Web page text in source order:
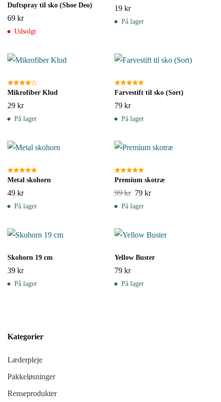
Kategorier
Læderpleje
Pakkeløsninger
Renseprodukter
Duftspray til sko (Shoe Deo)
69 kr
Udsolgt
19 kr
På lager
Mikrofiber Klud
29 kr
På lager
Farvestift til sko (Sort)
79 kr
På lager
Metal skohorn
49 kr
På lager
Premium skotræ
99kr 79 kr
På lager
Skohorn 19 cm
39 kr
På lager
Yellow Buster
79 kr
På lager